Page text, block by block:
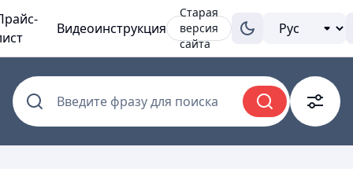
Видеоинструкция
Старая
версия
сайта
Введите фразу для поиска